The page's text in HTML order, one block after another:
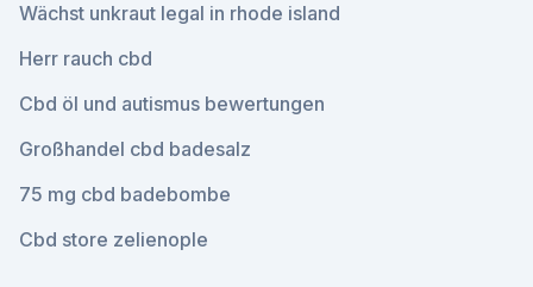
Wächst unkraut legal in rhode island
Herr rauch cbd
Cbd öl und autismus bewertungen
Großhandel cbd badesalz
75 mg cbd badebombe
Cbd store zelienople